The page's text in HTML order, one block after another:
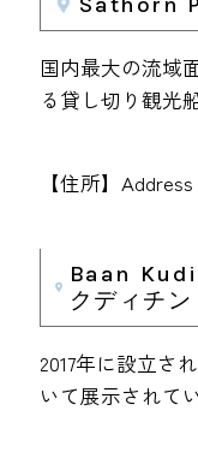
国内最大の流域
る貸し切り観光船
【住所】
Baan
クディチン
2017年に設立さ
いて展示されて